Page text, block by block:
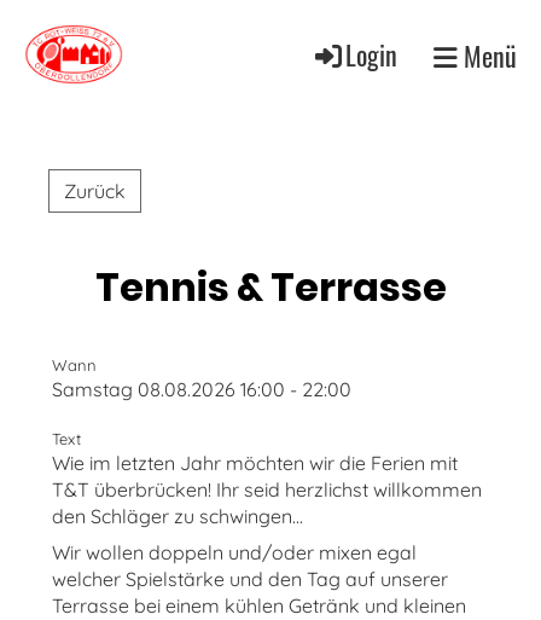
Login Menü
Zurück
Tennis & Terrasse
Wann
Samstag 08.08.2026 16:00 - 22:00
Text
Wie im letzten Jahr möchten wir die Ferien mit
T&T überbrücken! Ihr seid herzlichst willkommen
den Schläger zu schwingen...
Wir wollen doppeln und/oder mixen egal
welcher Spielstärke und den Tag auf unserer
Terrasse bei einem kühlen Getränk und kleinen